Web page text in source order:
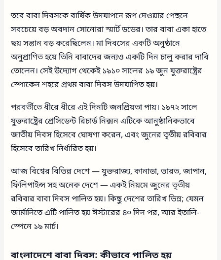
তবে বাবা দিবসকে বার্ষিক উদযাপনে রূপ দেওয়ার পেছনে
সবচেয়ে বড় অবদান সোনোরা স্মার্ট ডডের। তার বাবা একা হাতে
ছয় সন্তান বড় করেছিলেন। মা দিবসের একটি অনুষ্ঠানে
অনুপ্রাণিত হয়ে তিনি বাবাদের জন্যও একটি দিন চালু করার দাবি
তোলেন। সেই উদ্যোগ থেকেই ১৯১০ সালের ১৯ জুন যুক্তরাষ্ট্রের
স্পোকেন শহরে প্রথম বাবা দিবস উদযাপিত হয়।
পরবর্তীতে ধীরে ধীরে এই দিনটি জনপ্রিয়তা পায়। ১৯৭২ সালে
যুক্তরাষ্ট্রের প্রেসিডেন্ট রিচার্ড নিক্সন এটিকে আনুষ্ঠানিকভাবে
জাতীয় দিবস হিসেবে ঘোষণা করেন, এবং জুনের তৃতীয় রবিবার
হিসেবে তারিখ নির্ধারিত হয়।
আজ বিশ্বের বিভিন্ন দেশে — যুক্তরাজ্য, কানাডা, ভারত, জাপান,
ফিলিপাইন্স সহ অনেক দেশে — একই নিয়মে জুনের তৃতীয়
রবিবার বাবা দিবস পালিত হয়। কিছু দেশের তারিখ ভিন্ন; যেমন
জার্মানিতে এটি পালিত হয় ঈস্টারের ৪০ দিন পর, আর ইতালি-
স্পেনে ১৯ মার্চ।
বাংলাদেশে বাবা দিবস: কীভাবে পালিত হয়